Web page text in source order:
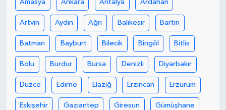
Amasya Ankara Antalya Ardahan
Artvin Aydın Ağrı Balıkesir Bartın
Batman Bayburt Bilecik Bingöl Bitlis
Bolu Burdur Bursa Denizli Diyarbakır
Düzce Edirne Elazığ Erzincan Erzurum
Eskişehir Gaziantep Giresun Gümüşhane